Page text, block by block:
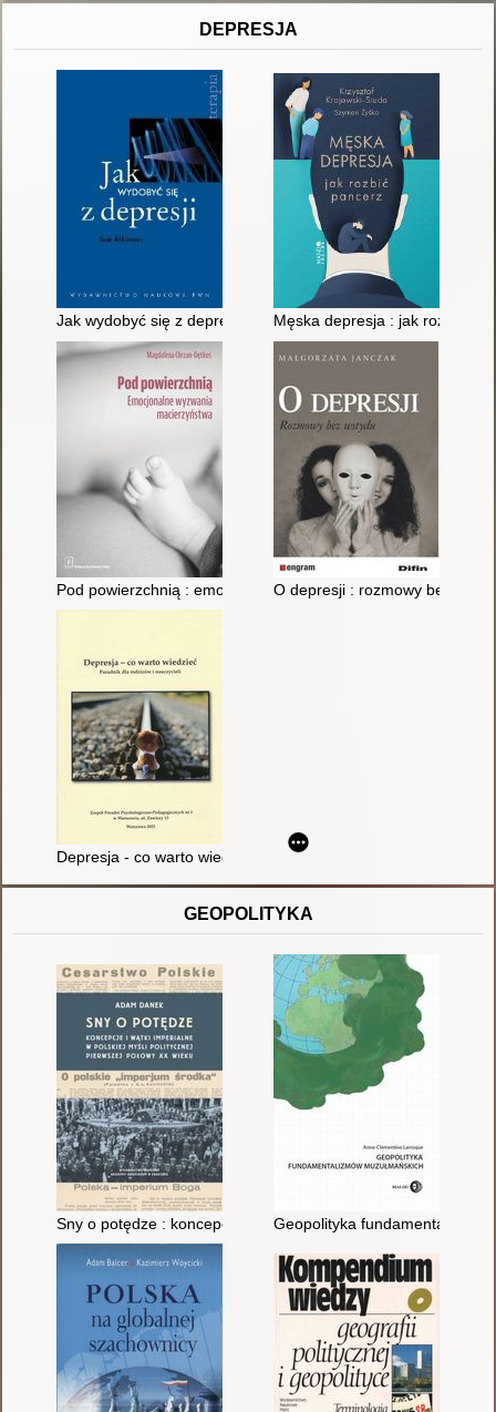
DEPRESJA
Jak wydobyć się z depresji Męska depresja : jak rozbić
Pod powierzchnią : emocjonalne wyzwania macierzyństwa
O depresji : rozmowy bez
Depresja - co warto wiedzieć : poradnik dla rodziców i
GEOPOLITYKA
Sny o potędze : koncepcje i wątki imperialne w polskiej myśli
Geopolityka fundamentalizmów